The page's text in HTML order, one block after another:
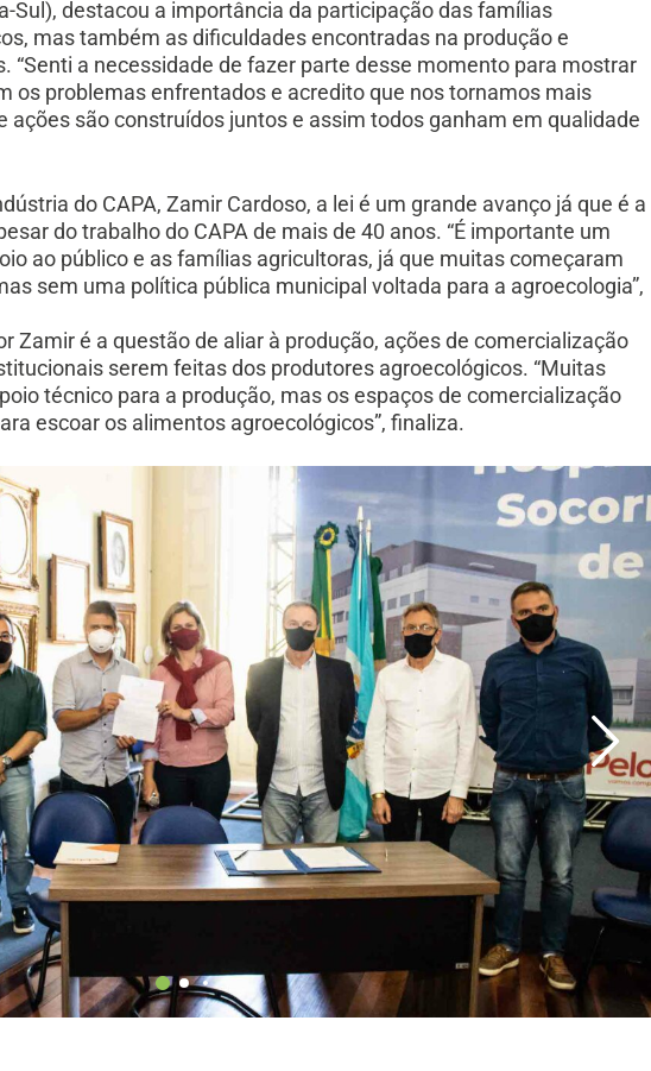
Sul), destacou a importância da participação das famílias
mas também as dificuldades encontradas na produção e
“Senti a necessidade de fazer parte desse momento para mostrar
os problemas enfrentados e acredito que nos tornamos mais
são construídos juntos e assim todos ganham em qualidade
do CAPA, Zamir Cardoso, a lei é um grande avanço já que é a
do trabalho do CAPA de mais de 40 anos. “É importante um
ao público e as famílias agricultoras, já que muitas começaram
sem uma política pública municipal voltada para a agroecologia”,
Zamir é a questão de aliar à produção, ações de comercialização
serem feitas dos produtores agroecológicos. “Muitas
técnico para a produção, mas os espaços de comercialização
escoar os alimentos agroecológicos”, finaliza.